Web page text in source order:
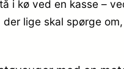
kø ved en kasse –
lige skal spørge